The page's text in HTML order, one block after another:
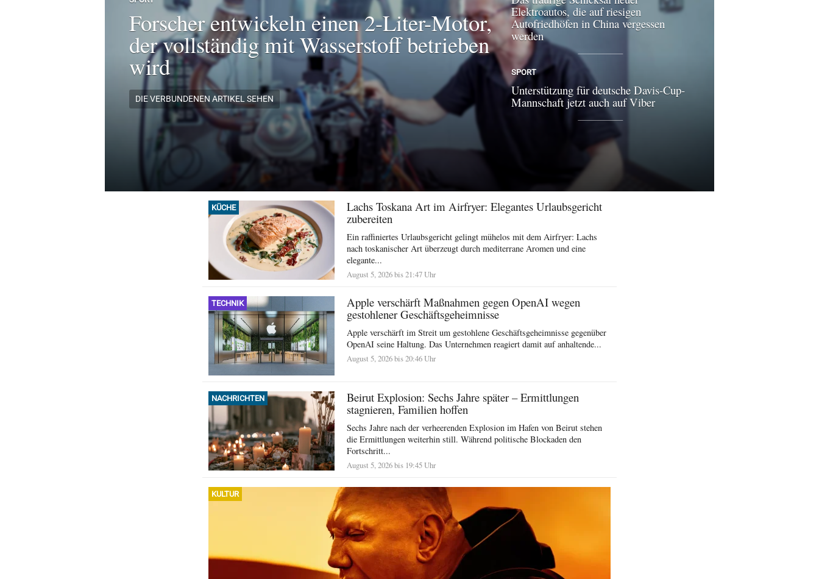
Forscher entwickeln einen 2-Liter-Motor,
der vollständig mit Wasserstoff betrieben
wird
DIE VERBUNDENEN ARTIKEL SEHEN
Elektroautos, die auf riesigen
Autofriedhöfen in China vergessen
werden
SPORT
Unterstützung für deutsche Davis-Cup-
Mannschaft jetzt auch auf Viber
KÜCHE
Lachs Toskana Art im Airfryer: Elegantes Urlaubsgericht
zubereiten
Ein raffiniertes Urlaubsgericht gelingt mühelos mit dem Airfryer: Lachs
nach toskanischer Art überzeugt durch mediterrane Aromen und eine
elegante...
August 5, 2026 bis 21:47 Uhr
TECHNIK
Apple verschärft Maßnahmen gegen OpenAI wegen
gestohlener Geschäftsgeheimnisse
Apple verschärft im Streit um gestohlene Geschäftsgeheimnisse gegenüber
OpenAI seine Haltung. Das Unternehmen reagiert damit auf anhaltende...
August 5, 2026 bis 20:46 Uhr
NACHRICHTEN
Beirut Explosion: Sechs Jahre später – Ermittlungen
stagnieren, Familien hoffen
Sechs Jahre nach der verheerenden Explosion im Hafen von Beirut stehen
die Ermittlungen weiterhin still. Während politische Blockaden den
Fortschritt...
August 5, 2026 bis 19:45 Uhr
KULTUR